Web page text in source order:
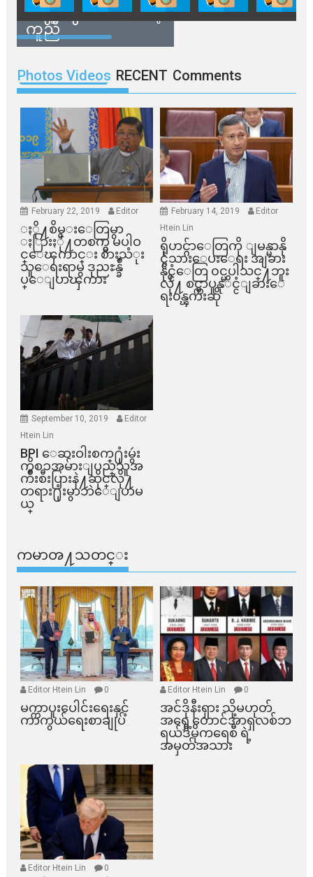
အဖွဲ့တွေက ထောက်ပံ့
ကူညီ
Photos Videos RECENT Comments
February 22, 2019 Editor
ႏို႔စိမ္းေတြမွာ
ႏြားႏို႔တစက္မွ မပါဝ
င္ေၾကာင္း စားသံုး
သူေရးရာမွ ဒုညႊန္ခ်ဳ
ပ္ေျပာၾကား
February 14, 2019
Editor
Htein Lin
ရိုဟင္ဂ်ာေတြကို ျမန္မာနို
င္ငံသားေပးေရး အျခား
နိုင္ငံေတြ ၀င္မပါသင္႔ဘူး
လို႔ စင္ကာပူနုိင္ငံျခားေ
ရး၀န္ၾကီးဆို
September 10, 2019
Editor
Htein Lin
BPI ​ေဆးဝါးစက္​႐ုံးမွဴး
ကိစၥအမ်ားျပည္​သူအ
က်ိဳးစီးပြားနဲ႔ဆိုင္​လို႔
တရား႐ုံးမွာဘဲေျပာမ
ယ္​
ကမာၻ႔သတင္း
Editor Htein Lin 0
မက္ကာပူးပေါင်းရေးနှင့်
ကာကွယ်ရေးစာချုပ်
Editor Htein Lin 0
အင်ဒိုနီးရှား သို့မဟုတ်
အရှေ့တောင်အာရှလစ်ဘ
ရယ်ဒီမိုကရေစီ ရဲ့
အမှတ်အသား
Editor Htein Lin 0